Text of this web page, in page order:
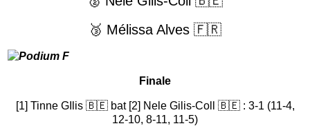
🥉 Mélissa Alves 🇫🇷
Finale
[1] Tinne GIlis 🇧🇪 bat [2] Nele Gilis-Coll 🇧🇪 : 3-1 (11-4,
12-10, 8-11, 11-5)